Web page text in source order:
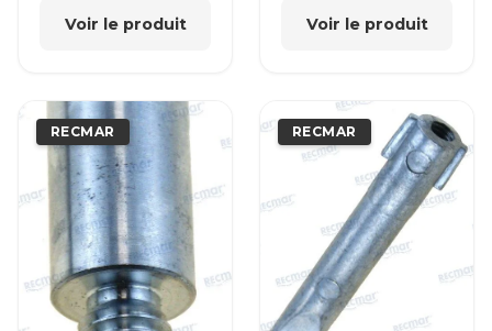
Voir le produit Voir le produit
RECMAR RECMAR